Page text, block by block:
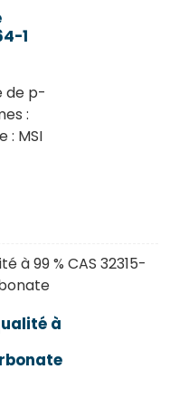
1
de p-
:
: MSI
à